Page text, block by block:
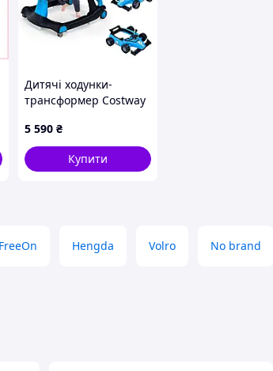
Дитячі ходунки-
трансформер Costway
широкою основою,
сині
5 590 ₴
Купити
FreeOn Hengda Volro No brand